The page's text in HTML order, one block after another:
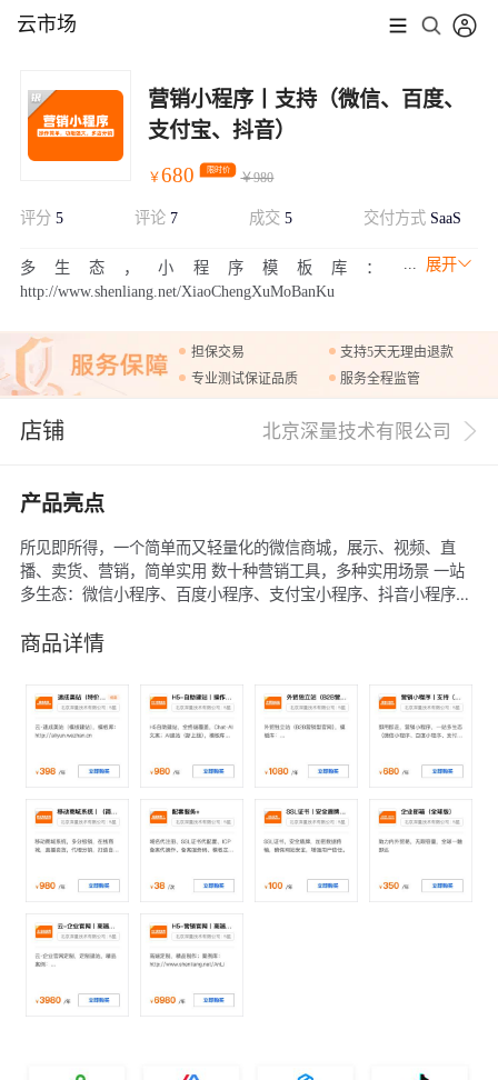
云市场
营销小程序丨支持（微信、百度、
支付宝、抖音）
￥680 限时价
￥980
评分 5 评论 7 成交 5 交付方式 SaaS
展开
多生态，小程序模板库：
http://www.shenliang.net/XiaoChengXuMoBanKu
担保交易
支持5天无理由退款
专业测试保证品质
服务全程监管
店铺 北京深量技术有限公司
产品亮点
所见即所得，一个简单而又轻量化的微信商城，展示、视频、直
播、卖货、营销，简单实用 数十种营销工具，多种实用场景 一站
多生态：微信小程序、百度小程序、支付宝小程序、抖音小程序
客服：http://www.shenliang.net/KeFu
商品详情